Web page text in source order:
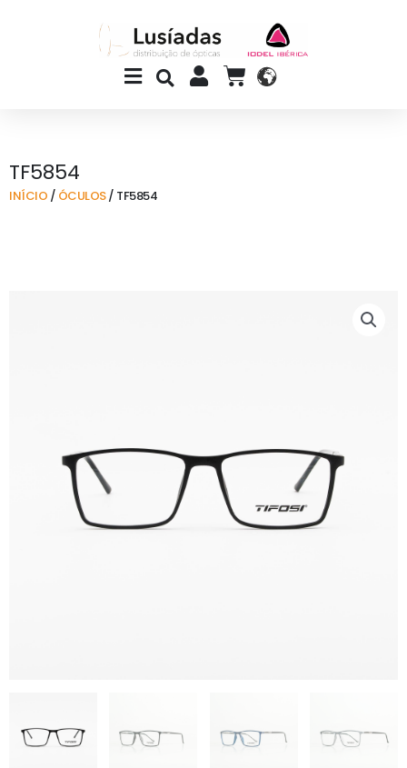
Main
Menu
CART
TF5854
INÍCIO / ÓCULOS/ TF5854